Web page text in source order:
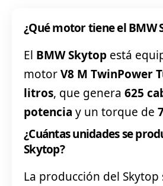
¿Qué motor tiene el BMW
El BMW Skytop está
motorV8 M TwinPower
litros, que genera 625
potencia y un torque de
¿Cuántas unidades se
Skytop?
La producción del